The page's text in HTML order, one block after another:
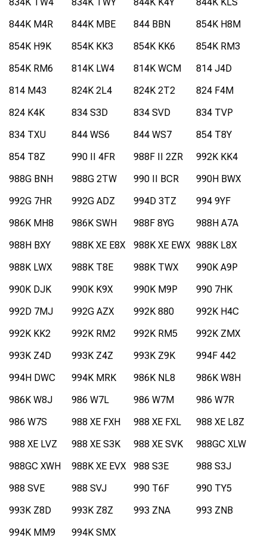
844K M4R
844K MBE 844 BBN
854K H8M
854K H9K
854K KK3 854K KK6
854K RM3
854K RM6
814K LW4 814K WCM
814 J4D
814 M43
824K 2L4 824K 2T2
824 F4M
824 K4K
834 S3D 834 SVD
834 TVP
834 TXU
844 WS6 844 WS7
854 T8Y
854 T8Z
990 II 4FR 988F II 2ZR
992K KK4
988G BNH
988G 2TW 990 II BCR
990H BWX
992G 7HR
992G ADZ 994D 3TZ
994 9YF
986K MH8
986K SWH 988F 8YG
988H A7A
988H BXY
988K XE E8X 988K XE EWX 988K L8X
988K LWX
988K T8E 988K TWX
990K A9P
990K DJK
990K K9X 990K M9P
990 7HK
992D 7MJ
992G AZX 992K 880
992K H4C
992K KK2
992K RM2 992K RM5
992K ZMX
993K Z4D
993K Z4Z 993K Z9K
994F 442
994H DWC
994K MRK 986K NL8
986K W8H
986K W8J
986 W7L 986 W7M
986 W7R
986 W7S
988 XE FXH 988 XE FXL
988 XE L8Z
988 XE LVZ
988 XE S3K 988 XE SVK
988GC XLW
988GC XWH
988K XE EVX 988 S3E
988 S3J
988 SVE
988 SVJ 990 T6F
990 TY5
993K Z8D
993K Z8Z 993 ZNA
993 ZNB
994K MM9
994K SMX